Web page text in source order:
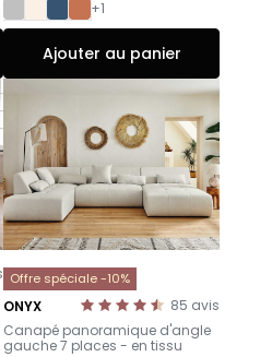
+1
Ajouter au panier
Offre spéciale -10%
85 avis
ONYX
-
Canapé panoramique d'angle
gauche 7 places - en tissu